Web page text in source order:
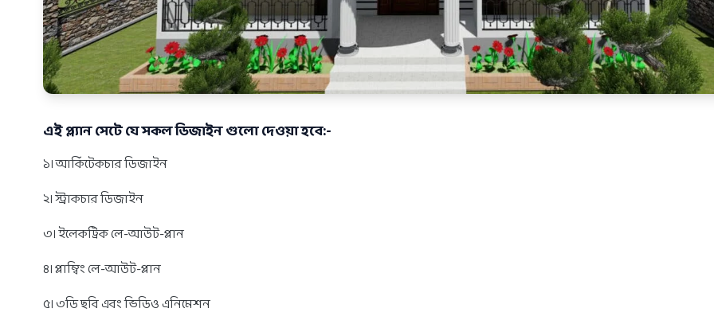
এই প্ল্যান সেটে যে সকল ডিজাইন গুলো দেওয়া হবে:-
১। আর্কিটেকচার ডিজাইন
২। স্ট্রাকচার ডিজাইন
৩। ইলেকট্রিক লে-আউট-প্লান
৪। প্লাম্বিং লে-আউট-প্লান
৫। ৩ডি ছবি এবং ভিডিও এনিমেশন